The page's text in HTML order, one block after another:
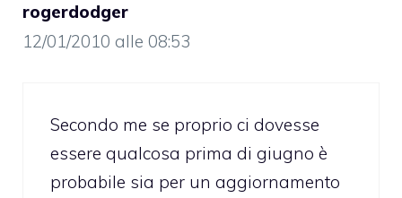
rogerdodger
12/01/2010 alle 08:53
Secondo me se proprio ci dovesse
essere qualcosa prima di giugno è
probabile sia per un aggiornamento